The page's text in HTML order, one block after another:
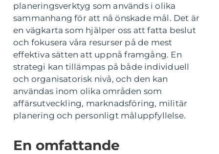
planeringsverktyg som används i olika
sammanhang för att nå önskade mål. Det är
en vägkarta som hjälper oss att fatta beslut
och fokusera våra resurser på de mest
effektiva sätten att uppnå framgång. En
strategi kan tillämpas på både individuell
och organisatorisk nivå, och den kan
användas inom olika områden som
affärsutveckling, marknadsföring, militär
planering och personligt måluppfyllelse.
En omfattande